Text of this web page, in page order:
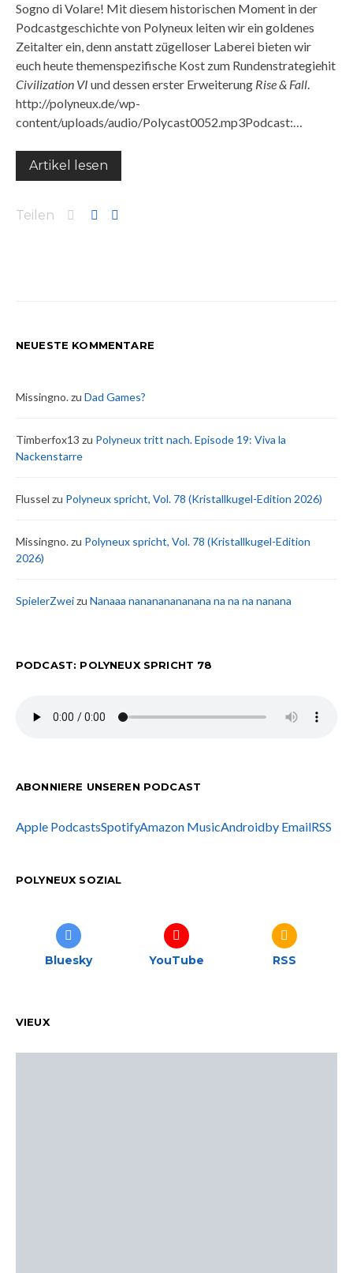
Sogno di Volare! Mit diesem historischen Moment in der
Podcastgeschichte von Polyneux leiten wir ein goldenes
Zeitalter ein, denn anstatt zügelloser Laberei bieten wir
euch heute themenspezifische Kost zum Rundenstrategiehit
Civilization VI und dessen erster Erweiterung Rise & Fall.
http://polyneux.de/wp-
content/uploads/audio/Polycast0052.mp3Podcast:…
Artikel lesen
Teilen
NEUESTE KOMMENTARE
Missingno.zu Dad Games?
Timberfox13 zu Polyneux tritt nach. Episode 19: Viva la
Nackenstarre
Flussel zu Polyneux spricht, Vol. 78 (Kristallkugel-Edition 2026)
Missingno.zu Polyneux spricht, Vol. 78 (Kristallkugel-Edition
2026)
SpielerZweizu Nanaaa nanananananana na na na nanana
PODCAST: POLYNEUX SPRICHT 78
ABONNIERE UNSEREN PODCAST
Apple PodcastsSpotifyAmazon MusicAndroidby EmailRSS
POLYNEUX SOZIAL
Bluesky YouTube RSS
VIEUX